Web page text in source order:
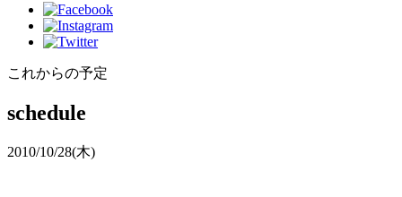
これからの予定
schedule
2010/10/28(木)